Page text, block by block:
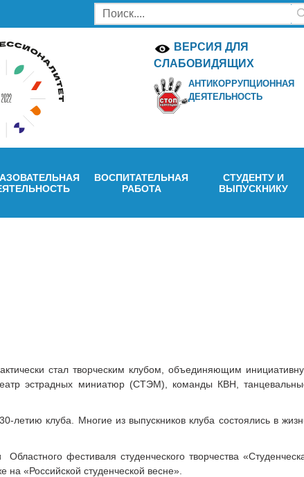
ВЕРСИЯ ДЛЯ
СЛАБОВИДЯЩИХ
АНТИКОРРУПЦИОННАЯ
ДЕЯТЕЛЬНОСТЬ
ВОСПИТАТЕЛЬНАЯ
РАБОТА
СТУДЕНТУ И
ВЫПУСКНИКУ
стал творческим клубом, объединяющим
эстрадных миниатюр (СТЭМ), команды КВН,
летию клуба. Многие из выпускников клуба состоялись в
фестиваля студенческого творчества
«Российской студенческой весне».